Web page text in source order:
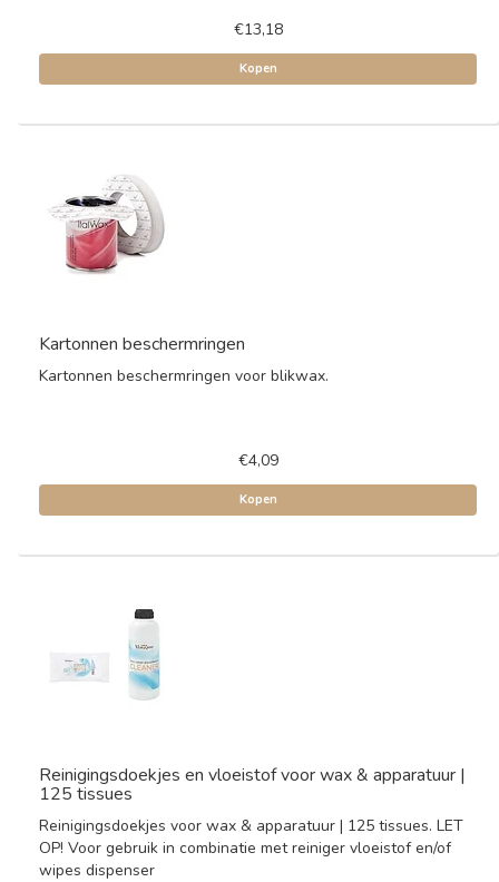
€13,18
Kopen
Kartonnen beschermringen
Kartonnen beschermringen voor blikwax.
€4,09
Kopen
Reinigingsdoekjes en vloeistof voor wax & apparatuur |
125 tissues
Reinigingsdoekjes voor wax & apparatuur | 125 tissues. LET
OP! Voor gebruik in combinatie met reiniger vloeistof en/of
wipes dispenser